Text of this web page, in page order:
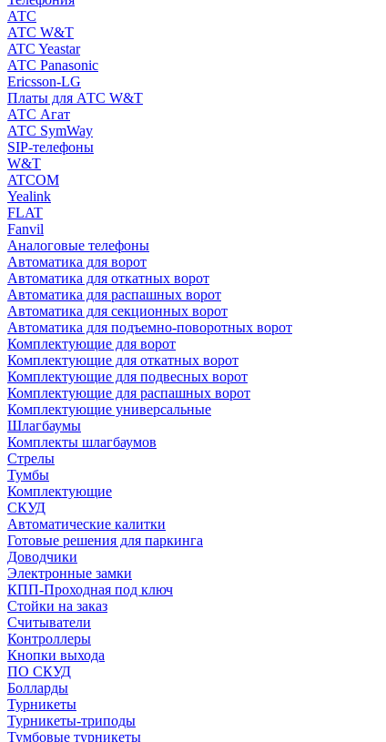
АТС
АТС W&T
ATC Yeastar
АТС Panasonic
Ericsson-LG
Платы для АТС W&T
АТС Агат
АТС SymWay
SIP-телефоны
W&T
ATCOM
Yealink
FLAT
Fanvil
Аналоговые телефоны
Автоматика для ворот
Автоматика для откатных ворот
Автоматика для распашных ворот
Автоматика для секционных ворот
Автоматика для подъемно-поворотных ворот
Комплектующие для ворот
Комплектующие для откатных ворот
Комплектующие для подвесных ворот
Комплектующие для распашных ворот
Комплектующие универсальные
Шлагбаумы
Комплекты шлагбаумов
Стрелы
Тумбы
Комплектующие
СКУД
Автоматические калитки
Готовые решения для паркинга
Доводчики
Электронные замки
КПП-Проходная под ключ
Стойки на заказ
Считыватели
Контроллеры
Кнопки выхода
ПО СКУД
Болларды
Турникеты
Турникеты-триподы
Тумбовые турникеты